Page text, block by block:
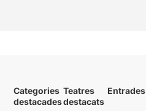
Categories
destacades
Teatres
destacats
Entrades